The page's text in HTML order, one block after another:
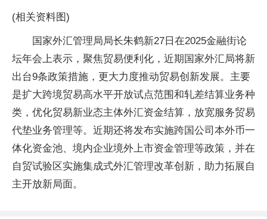
(相关资料图)
国家外汇管理局局长朱鹤新27日在2025金融街论
坛年会上表示，聚焦贸易便利化，近期国家外汇局将新
出台9条政策措施，更大力度推动贸易创新发展。主要
是扩大跨境贸易高水平开放试点范围和轧差结算业务种
类，优化贸易新业态主体外汇资金结算，放宽服务贸易
代垫业务管理等。近期还将发布实施跨国公司本外币一
体化资金池、境内企业境外上市资金管理等政策，并在
自贸试验区实施集成式外汇管理改革创新，助力拓展自
主开放新局面。